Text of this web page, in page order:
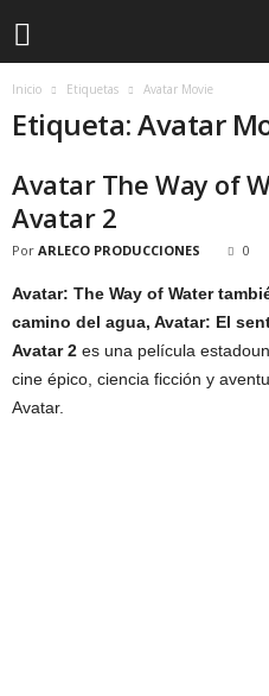
Inicio Etiquetas Avatar Movie
Etiqueta: Avatar
Avatar The Way of
Avatar 2
Por ARLECO PRODUCCIONES 0
Avatar: The Way of Water
camino del agua, Avatar: El
Avatar 2 es una película
cine épico, ciencia ficción y
Avatar.